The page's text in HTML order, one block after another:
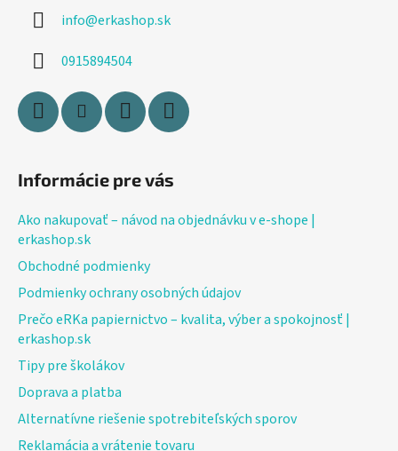
info@erkashop.sk
0915894504
Informácie pre vás
Ako nakupovať – návod na objednávku v e-shope |
erkashop.sk
Obchodné podmienky
Podmienky ochrany osobných údajov
Prečo eRKa papiernictvo – kvalita, výber a spokojnosť |
erkashop.sk
Tipy pre školákov
Doprava a platba
Alternatívne riešenie spotrebiteľských sporov
Reklamácia a vrátenie tovaru